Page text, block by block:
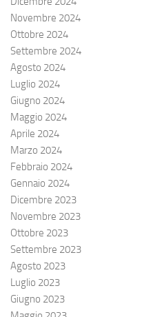
Novembre 2024
Ottobre 2024
Settembre 2024
Agosto 2024
Luglio 2024
Giugno 2024
Maggio 2024
Aprile 2024
Marzo 2024
Febbraio 2024
Gennaio 2024
Dicembre 2023
Novembre 2023
Ottobre 2023
Settembre 2023
Agosto 2023
Luglio 2023
Giugno 2023